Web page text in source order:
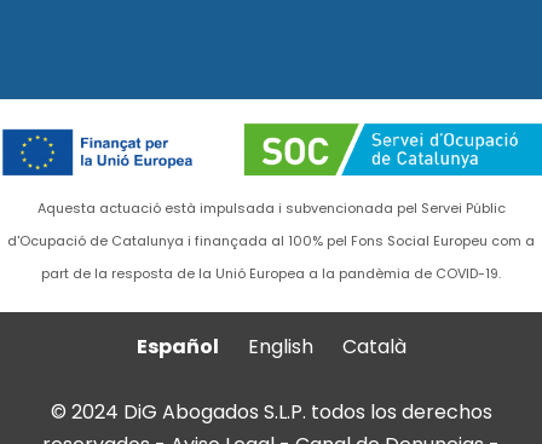
Aquesta actuació està impulsada i subvencionada pel Servei Públic
d'Ocupació de Catalunya i finançada al 100% pel Fons Social Europeu com a
part de la resposta de la Unió Europea a la pandèmia de COVID-19.
Español English Català
© 2024 DiG Abogados S.L.P. todos los derechos